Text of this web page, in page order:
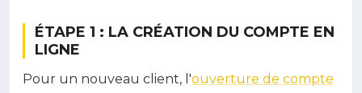
ÉTAPE 1 : LA CRÉATION DU COMPTE EN
LIGNE
Pour un nouveau client, l'ouverture de compte